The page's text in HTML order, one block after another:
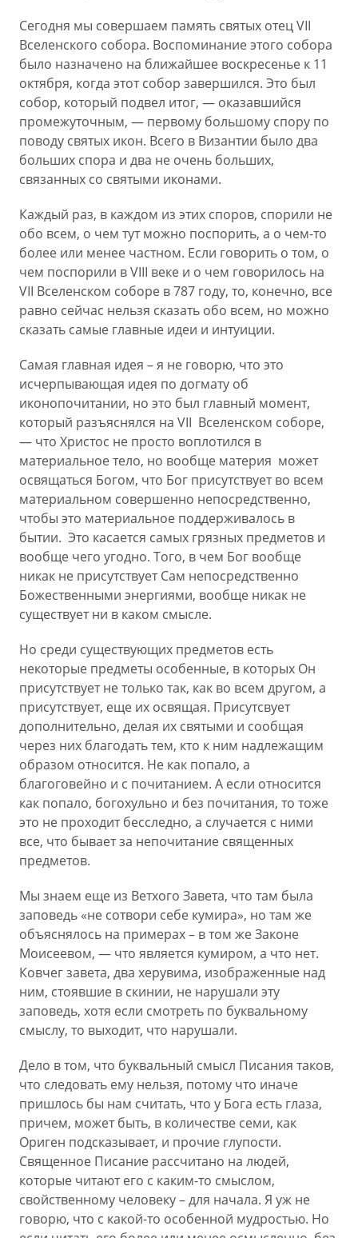
Сегодня мы совершаем память святых отец VII
Вселенского собора. Воспоминание этого собора
было назначено на ближайшее воскресенье к 11
октября, когда этот собор завершился. Это был
собор, который подвел итог, — оказавшийся
промежуточным, — первому большому спору по
поводу святых икон. Всего в Византии было два
больших спора и два не очень больших,
связанных со святыми иконами.
Каждый раз, в каждом из этих споров, спорили не
обо всем, о чем тут можно поспорить, а о чем-то
более или менее частном. Если говорить о том, о
чем поспорили в VIII веке и о чем говорилось на
VII Вселенском соборе в 787 году, то, конечно, все
равно сейчас нельзя сказать обо всем, но можно
сказать самые главные идеи и интуиции.
Самая главная идея – я не говорю, что это
исчерпывающая идея по догмату об
иконопочитании, но это был главный момент,
который разъяснялся на VII Вселенском соборе,
— что Христос не просто воплотился в
материальное тело, но вообще материя может
освящаться Богом, что Бог присутствует во всем
материальном совершенно непосредственно,
чтобы это материальное поддерживалось в
бытии. Это касается самых грязных предметов и
вообще чего угодно. Того, в чем Бог вообще
никак не присутствует Сам непосредственно
Божественными энергиями, вообще никак не
существует ни в каком смысле.
Но среди существующих предметов есть
некоторые предметы особенные, в которых Он
присутствует не только так, как во всем другом, а
присутствует, еще их освящая. Присутсвует
дополнительно, делая их святыми и сообщая
через них благодать тем, кто к ним надлежащим
образом относится. Не как попало, а
благоговейно и с почитанием. А если относится
как попало, богохульно и без почитания, то тоже
это не проходит бесследно, а случается с ними
все, что бывает за непочитание священных
предметов.
Мы знаем еще из Ветхого Завета, что там была
заповедь «не сотвори себе кумира», но там же
объяснялось на примерах – в том же Законе
Моисеевом, — что является кумиром, а что нет.
Ковчег завета, два херувима, изображенные над
ним, стоявшие в скинии, не нарушали эту
заповедь, хотя если смотреть по буквальному
смыслу, то выходит, что нарушали.
Дело в том, что буквальный смысл Писания таков,
что следовать ему нельзя, потому что иначе
пришлось бы нам считать, что у Бога есть глаза,
причем, может быть, в количестве семи, как
Ориген подсказывает, и прочие глупости.
Священное Писание рассчитано на людей,
которые читают его с каким-то смыслом,
свойственному человеку – для начала. Я уж не
говорю, что с какой-то особенной мудростью. Но